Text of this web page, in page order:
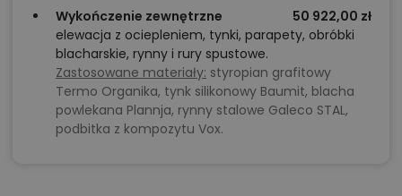
Wykończenie zewnętrzne
50 922,00 zł
elewacja z ociepleniem, tynki, parapety, obróbki
blacharskie, rynny i rury spustowe.
Zastosowane materiały: styropian grafitowy
Termo Organika, tynk silikonowy Baumit, blacha
powlekana Plannja, rynny stalowe Galeco STAL,
podbitka z kompozytu Vox.